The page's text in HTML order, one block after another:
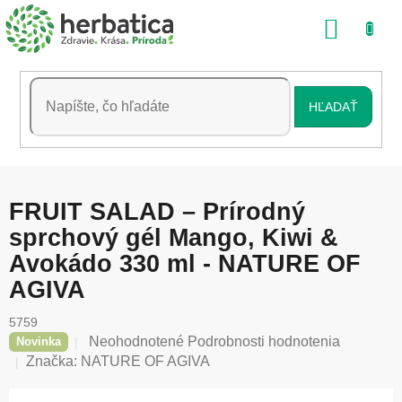
Prejsť
na
obsah
HĽADAŤ
FRUIT SALAD – Prírodný
sprchový gél Mango, Kiwi &
Avokádo 330 ml - NATURE OF
AGIVA
5759
Novinka
Priemerné
hodnotenie
Neohodnotené Podrobnosti hodnotenia
Značka: NATURE OF AGIVA